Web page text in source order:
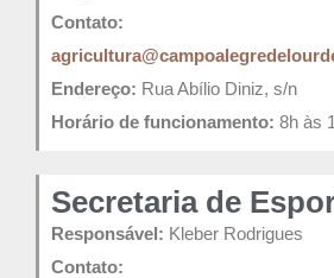
Contato:
Endereço: Rua Abílio Diniz, s/n
Horário de funcionamento: 8h às
Secretaria de
Responsável: Kleber Rodrigues
Contato: